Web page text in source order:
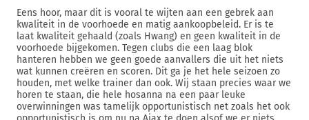
Eens hoor, maar dit is vooral te wijten aan een gebrek aan
kwaliteit in de voorhoede en matig aankoopbeleid. Er is te
laat kwaliteit gehaald (zoals Hwang) en geen kwaliteit in de
voorhoede bijgekomen. Tegen clubs die een laag blok
hanteren hebben we geen goede aanvallers die uit het niets
wat kunnen creëren en scoren. Dit ga je het hele seizoen zo
houden, met welke trainer dan ook. Wij staan precies waar we
horen te staan, die hele hosanna na een paar leuke
overwinningen was tamelijk opportunistisch net zoals het ook